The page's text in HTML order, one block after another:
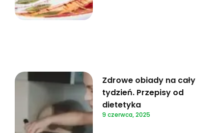
Zdrowe obiady na cały
tydzień. Przepisy od
dietetyka
9 czerwca, 2025